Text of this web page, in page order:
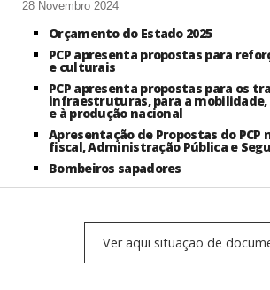
28 Novembro 2024
Orçamento do Estado 2025
PCP apresenta propostas para
e culturais
PCP apresenta propostas para os
infraestruturas, para a mobilidade,
e à produção nacional
Apresentação de Propostas do PCP
fiscal, Administração Pública e
Bombeiros sapadores
Ver aqui situação de